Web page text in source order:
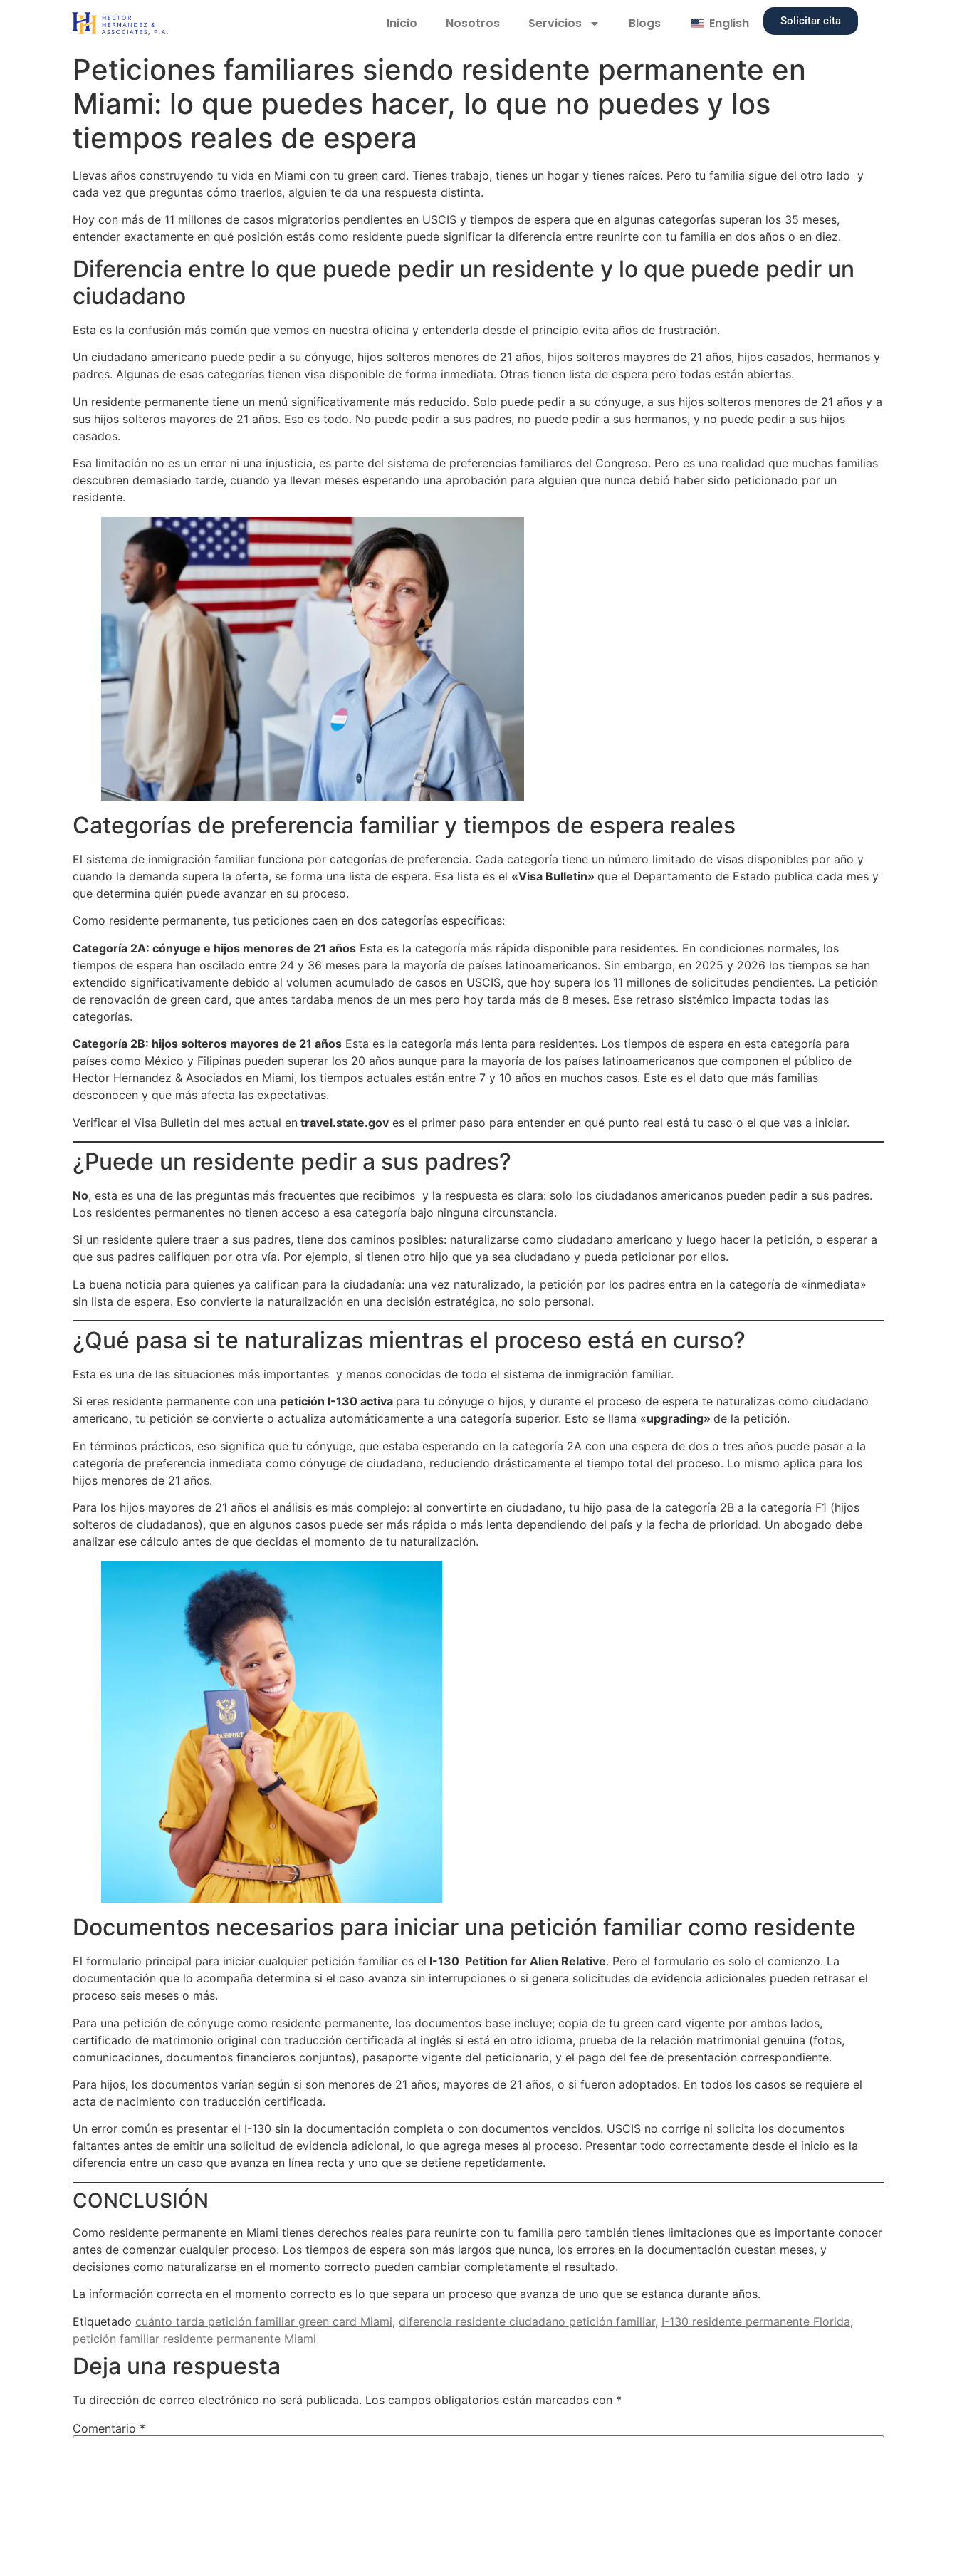
Inicio Nosotros Servicios Blogs English Solicitar cita
Peticiones familiares siendo residente permanente en
Miami: lo que puedes hacer, lo que no puedes y los
tiempos reales de espera
Llevas años construyendo tu vida en Miami con tu green card. Tienes trabajo, tienes un hogar y tienes raíces. Pero tu familia sigue del otro lado y
cada vez que preguntas cómo traerlos, alguien te da una respuesta distinta.
Hoy con más de 11 millones de casos migratorios pendientes en USCIS y tiempos de espera que en algunas categorías superan los 35 meses,
entender exactamente en qué posición estás como residente puede significar la diferencia entre reunirte con tu familia en dos años o en diez.
Diferencia entre lo que puede pedir un residente y lo que puede pedir un
ciudadano
Esta es la confusión más común que vemos en nuestra oficina y entenderla desde el principio evita años de frustración.
Un ciudadano americano puede pedir a su cónyuge, hijos solteros menores de 21 años, hijos solteros mayores de 21 años, hijos casados, hermanos y
padres. Algunas de esas categorías tienen visa disponible de forma inmediata. Otras tienen lista de espera pero todas están abiertas.
Un residente permanente tiene un menú significativamente más reducido. Solo puede pedir a su cónyuge, a sus hijos solteros menores de 21 años y a
sus hijos solteros mayores de 21 años. Eso es todo. No puede pedir a sus padres, no puede pedir a sus hermanos, y no puede pedir a sus hijos
casados.
Esa limitación no es un error ni una injusticia, es parte del sistema de preferencias familiares del Congreso. Pero es una realidad que muchas familias
descubren demasiado tarde, cuando ya llevan meses esperando una aprobación para alguien que nunca debió haber sido peticionado por un
residente.
Categorías de preferencia familiar y tiempos de espera reales
El sistema de inmigración familiar funciona por categorías de preferencia. Cada categoría tiene un número limitado de visas disponibles por año y
cuando la demanda supera la oferta, se forma una lista de espera. Esa lista es el «Visa Bulletin» que el Departamento de Estado publica cada mes y
que determina quién puede avanzar en su proceso.
Como residente permanente, tus peticiones caen en dos categorías específicas:
Categoría 2A: cónyuge e hijos menores de 21 años Esta es la categoría más rápida disponible para residentes. En condiciones normales, los
tiempos de espera han oscilado entre 24 y 36 meses para la mayoría de países latinoamericanos. Sin embargo, en 2025 y 2026 los tiempos se han
extendido significativamente debido al volumen acumulado de casos en USCIS, que hoy supera los 11 millones de solicitudes pendientes. La petición
de renovación de green card, que antes tardaba menos de un mes pero hoy tarda más de 8 meses. Ese retraso sistémico impacta todas las
categorías.
Categoría 2B: hijos solteros mayores de 21 años Esta es la categoría más lenta para residentes. Los tiempos de espera en esta categoría para
países como México y Filipinas pueden superar los 20 años aunque para la mayoría de los países latinoamericanos que componen el público de
Hector Hernandez & Asociados en Miami, los tiempos actuales están entre 7 y 10 años en muchos casos. Este es el dato que más familias
desconocen y que más afecta las expectativas.
Verificar el Visa Bulletin del mes actual en travel.state.gov es el primer paso para entender en qué punto real está tu caso o el que vas a iniciar.
¿Puede un residente pedir a sus padres?
No, esta es una de las preguntas más frecuentes que recibimos y la respuesta es clara: solo los ciudadanos americanos pueden pedir a sus padres.
Los residentes permanentes no tienen acceso a esa categoría bajo ninguna circunstancia.
Si un residente quiere traer a sus padres, tiene dos caminos posibles: naturalizarse como ciudadano americano y luego hacer la petición, o esperar a
que sus padres califiquen por otra vía. Por ejemplo, si tienen otro hijo que ya sea ciudadano y pueda peticionar por ellos.
La buena noticia para quienes ya califican para la ciudadanía: una vez naturalizado, la petición por los padres entra en la categoría de «inmediata»
sin lista de espera. Eso convierte la naturalización en una decisión estratégica, no solo personal.
¿Qué pasa si te naturalizas mientras el proceso está en curso?
Esta es una de las situaciones más importantes y menos conocidas de todo el sistema de inmigración familiar.
Si eres residente permanente con una petición I-130 activa para tu cónyuge o hijos, y durante el proceso de espera te naturalizas como ciudadano
americano, tu petición se convierte o actualiza automáticamente a una categoría superior. Esto se llama «upgrading» de la petición.
En términos prácticos, eso significa que tu cónyuge, que estaba esperando en la categoría 2A con una espera de dos o tres años puede pasar a la
categoría de preferencia inmediata como cónyuge de ciudadano, reduciendo drásticamente el tiempo total del proceso. Lo mismo aplica para los
hijos menores de 21 años.
Para los hijos mayores de 21 años el análisis es más complejo: al convertirte en ciudadano, tu hijo pasa de la categoría 2B a la categoría F1 (hijos
solteros de ciudadanos), que en algunos casos puede ser más rápida o más lenta dependiendo del país y la fecha de prioridad. Un abogado debe
analizar ese cálculo antes de que decidas el momento de tu naturalización.
Documentos necesarios para iniciar una petición familiar como residente
El formulario principal para iniciar cualquier petición familiar es el I-130 Petition for Alien Relative. Pero el formulario es solo el comienzo. La
documentación que lo acompaña determina si el caso avanza sin interrupciones o si genera solicitudes de evidencia adicionales pueden retrasar el
proceso seis meses o más.
Para una petición de cónyuge como residente permanente, los documentos base incluye; copia de tu green card vigente por ambos lados,
certificado de matrimonio original con traducción certificada al inglés si está en otro idioma, prueba de la relación matrimonial genuina (fotos,
comunicaciones, documentos financieros conjuntos), pasaporte vigente del peticionario, y el pago del fee de presentación correspondiente.
Para hijos, los documentos varían según si son menores de 21 años, mayores de 21 años, o si fueron adoptados. En todos los casos se requiere el
acta de nacimiento con traducción certificada.
Un error común es presentar el I-130 sin la documentación completa o con documentos vencidos. USCIS no corrige ni solicita los documentos
faltantes antes de emitir una solicitud de evidencia adicional, lo que agrega meses al proceso. Presentar todo correctamente desde el inicio es la
diferencia entre un caso que avanza en línea recta y uno que se detiene repetidamente.
CONCLUSIÓN
Como residente permanente en Miami tienes derechos reales para reunirte con tu familia pero también tienes limitaciones que es importante conocer
antes de comenzar cualquier proceso. Los tiempos de espera son más largos que nunca, los errores en la documentación cuestan meses, y
decisiones como naturalizarse en el momento correcto pueden cambiar completamente el resultado.
La información correcta en el momento correcto es lo que separa un proceso que avanza de uno que se estanca durante años.
Etiquetado cuánto tarda petición familiar green card Miami, diferencia residente ciudadano petición familiar, I-130 residente permanente Florida,
petición familiar residente permanente Miami
Deja una respuesta
Tu dirección de correo electrónico no será publicada. Los campos obligatorios están marcados con *
Comentario *